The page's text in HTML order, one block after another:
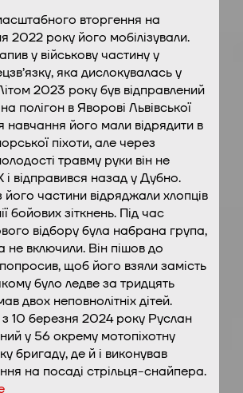
вторгення на
2022 року його мобілізували.
у військову частину у
яка дислокувалась у
2023 року був відправлений
полігон в Яворові Львівської
навчання його мали відрядити в
піхоти, але через
травму руки він не
відправився назад у Дубно.
частини відряджали хлопців
бойових зіткнень. Під час
відбору була набрана група,
не включили. Він пішов до
щоб його взяли замість
було ледве за тридцять
двох неповнолітніх дітей.
10 березня 2024 року Руслан
у 56 окрему мотопіхотну
бригаду, де й і виконував
на посаді стрільця-снайпера.